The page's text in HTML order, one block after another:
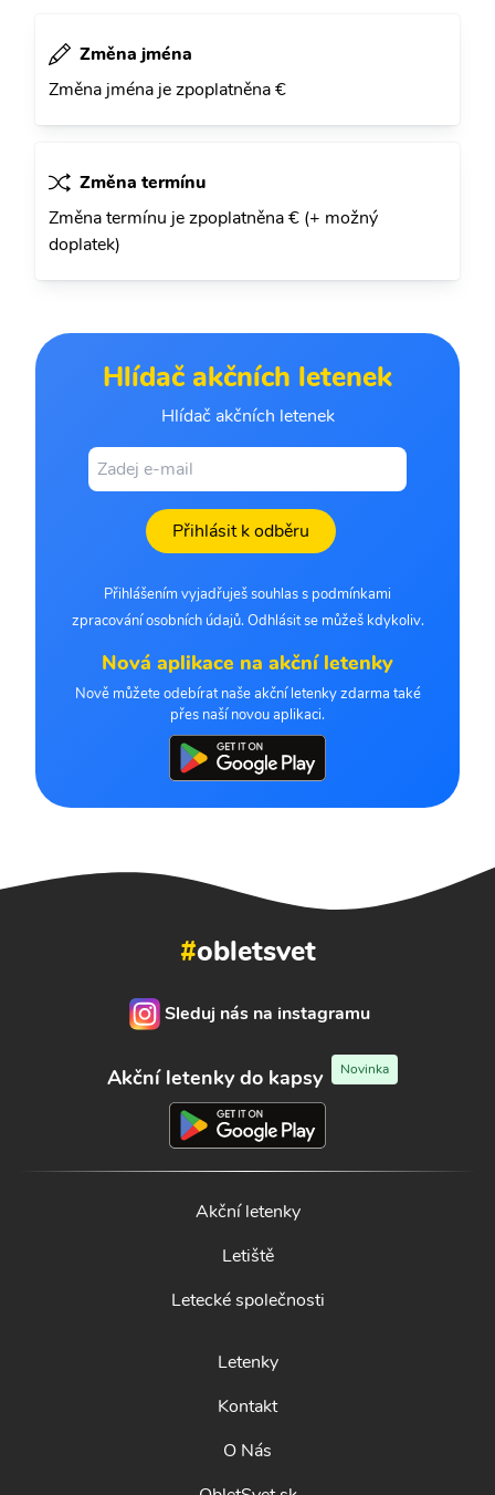
Změna jména
Změna jména je zpoplatněna €
Změna termínu
Změna termínu je zpoplatněna € (+ možný
doplatek)
Hlídač akčních letenek
Hlídač akčních letenek
Přihlásit k odběru
Přihlášením vyjadřuješ souhlas s podmínkami
zpracování osobních údajů. Odhlásit se můžeš kdykoliv.
Nová aplikace na akční letenky
Nově můžete odebírat naše akční letenky zdarma také
přes naší novou aplikaci.
#obletsvet
Sleduj nás na instagramu
Akční letenky do kapsy Novinka
Akční letenky
Letiště
Letecké společnosti
Letenky
Kontakt
O Nás